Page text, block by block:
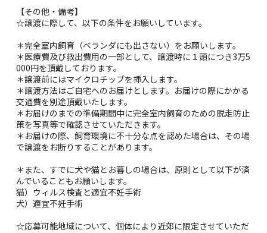
【その他・備考】
☆譲渡に際して、以下の条件をお願いしています。
＊完全室内飼育（ベランダにも出さない）をお願いします。
＊医療費及び救出費用の一部として、譲渡時に１頭につき3万5
000円を頂戴しております。
＊譲渡前にはマイクロチップを挿入します。
＊譲渡方法はご自宅へのお届けとします。お届けの際にかかる
交通費を別途頂戴いたします。
＊お届けのまでの準備期間中に完全室内飼育のための脱走防止
策を写真等で確認させていただきます。
＊お届けの際、飼育環境に不十分な点を認めた場合は、その場
で譲渡をお断りすることがあります。
＊また、すでに犬や猫とお暮しの場合は、原則として以下が済
んでいることもお願いします。
猫）ウィルス検査と適宜不妊手術
犬）適宜不妊手術
☆応募可能地域について、個体により近郊に限定させていただ